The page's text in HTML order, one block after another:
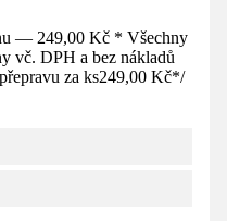
— 249,00 Kč * Všechny
vč. DPH a bez nákladů
za ks249,00 Kč*/